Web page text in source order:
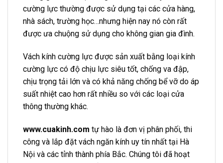
cường lực thường được sử dụng tại các cửa hàng,
nhà sách, trường học…nhưng hiện nay nó còn rất
được ưa chuộng sử dụng cho không gian gia đình.
Vách kính cường lực được sản xuất bằng loại kính
cường lực có độ chịu lực siêu tốt, chống va đập,
chịu trọng tải lớn và có khả năng chống bể vỡ do áp
suất nhiệt cao hơn rất nhiều so với các loại cửa
thông thường khác.
www.cuakinh.com tự hào là đơn vị phân phối, thi
công và lắp đặt vách ngăn kính uy tín nhất tại Hà
Nội và các tỉnh thành phía Bắc. Chúng tôi đã hoạt